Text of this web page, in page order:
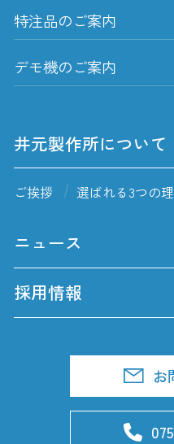
特注品のご案内
デモ機のご案内
井元製作所について
ご挨拶 選ばれる3つの
ニュース
採用情報
お